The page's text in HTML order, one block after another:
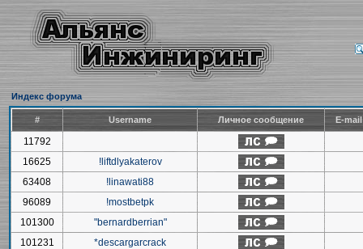
Индекс форума
# Username Личное сообщение E-
11792
16625
!liftdlyakaterov
63408
!linawati88
96089
!mostbetpk
101300
"bernardberrian"
101231
*descargarcrack